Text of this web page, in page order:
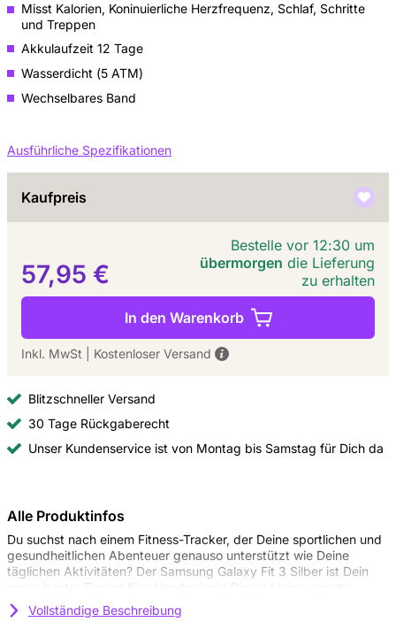
Misst Kalorien, Koninuierliche Herzfrequenz, Schlaf, Schritte
und Treppen
Akkulaufzeit 12 Tage
Wasserdicht (5 ATM)
Wechselbares Band
Ausführliche Spezifikationen
Kaufpreis
57,95 €
Bestelle vor 12:30 um
übermorgen die Lieferung
zu erhalten
In den Warenkorb
Inkl. MwSt Kostenloser Versand
Blitzschneller Versand
30 Tage Rückgaberecht
Unser Kundenservice ist von Montag bis Samstag für Dich da
Alle Produktinfos
Du suchst nach einem Fitness-Tracker, der Deine sportlichen und
gesundheitlichen Abenteuer genauso unterstützt wie Deine
täglichen Aktivitäten? Der Samsung Galaxy Fit 3 Silber ist Dein
neuer bester Freund fürs Handgelenk! Dieser kleine, smarte
Activity Tracker hält Dich auf Trab und hat alles, was Du für ein
aktives und gesundes Leben brauchst.
Vollständige Beschreibung